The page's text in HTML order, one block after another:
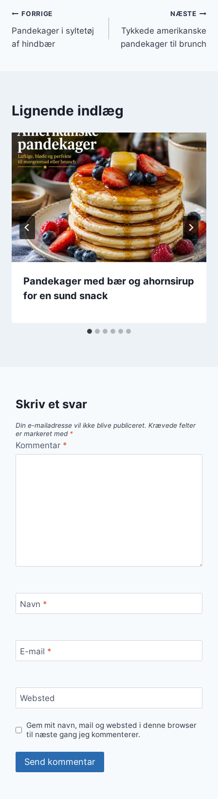
Indlægsnavigation
FORRIGE
Pandekager i syltetøj
af hindbær
NÆSTE
Tykkede amerikanske
pandekager til brunch
Lignende indlæg
Pandekager med bær og ahornsirup
for en sund snack
Skriv et svar
Din e-mailadresse vil ikke blive publiceret. Krævede felter
er markeret med *
Kommentar *
Navn *
E-mail *
Websted
Gem mit navn, mail og websted i denne browser
til næste gang jeg kommenterer.